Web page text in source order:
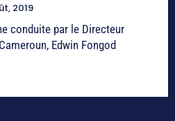
2019
conduite par le Directeur
Edwin Fongod